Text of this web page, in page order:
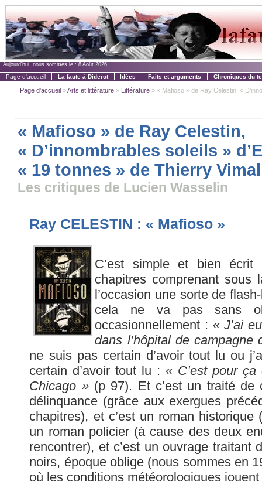
Aujourd'hui, nous sommes le : 8 Août 2026
Page d'accueil La faute à Diderot Idées Faits et arguments Chroniques du
Page d'accueil »Arts et littérature » Littérature » « Mafioso » de Ray Celestin, «
« Mafioso » de Ray Celestin,
« D’innombrables soleils »
« 19 tonnes » de Thierry Vimal
Les critiques de Lucien Wasselin
Ray CELESTIN : « Mafioso »
C’est simple et bien
chapitres comprenant sous
l’occasion une sorte de
cela ne va pas sans
occasionnellement : « J’ai
dans l’hôpital de campagne
ne suis pas certain d’avoir tout lu ou
certain d’avoir tout lu : « C’est pour
Chicago »(p 97). Et c’est un traité de
délinquance (grâce aux exergues
chapitres), et c’est un roman historique
un roman policier (à cause des deux
rencontrer), et c’est un ouvrage traitant
noirs, époque oblige (nous sommes en
où les conditions météorologiques